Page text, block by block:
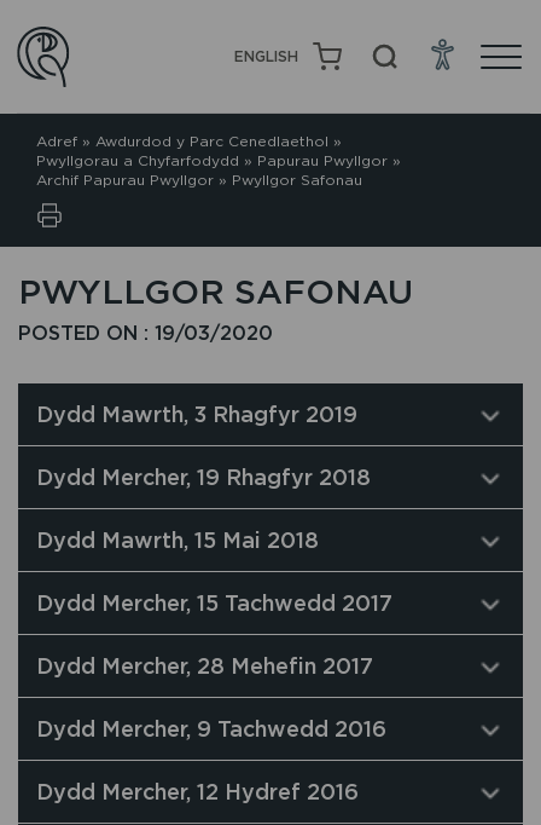
ENGLISH
Adref » Awdurdod y Parc Cenedlaethol »
Pwyllgorau a Chyfarfodydd » Papurau Pwyllgor »
Archif Papurau Pwyllgor » Pwyllgor Safonau
PWYLLGOR SAFONAU
POSTED ON : 19/03/2020
Dydd Mawrth, 3 Rhagfyr 2019
Dydd Mercher, 19 Rhagfyr 2018
Dydd Mawrth, 15 Mai 2018
Dydd Mercher, 15 Tachwedd 2017
Dydd Mercher, 28 Mehefin 2017
Dydd Mercher, 9 Tachwedd 2016
Dydd Mercher, 12 Hydref 2016